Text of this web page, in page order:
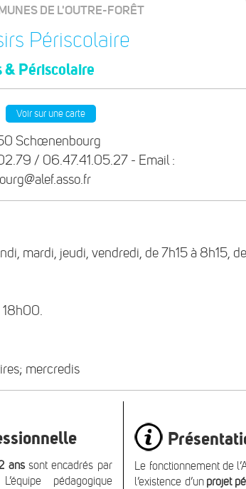
DE L'OUTRE-FORÊT
Périscolaire
& Périscolaire
Voir sur une carte
Schœnenbourg
/ 06.47.41.05.27 - Email :
mardi, jeudi, vendredi, de 7h15 à 8h15,
mercredis
anssont encadrés par
pédagogique
Le fonctionnement de
l’existence d’un projet